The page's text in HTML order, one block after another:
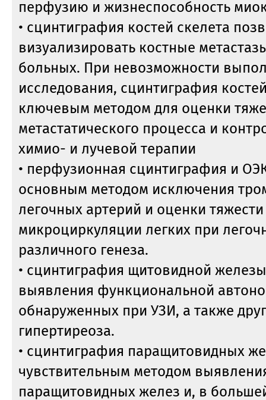
перфузию и жизнеспособность
• сцинтиграфия костей скелета
визуализировать костные
больных. При невозможности
исследования, сцинтиграфия
ключевым методом для оценки
метастатического процесса и
химио- и лучевой терапии
• перфузионная сцинтиграфия и
основным методом исключения
легочных артерий и оценки
микроциркуляции легких при
различного генеза.
• сцинтиграфия щитовидной
выявления функциональной
обнаруженных при УЗИ, а также
гипертиреоза.
• сцинтиграфия паращитовидных
чувствительным методом
паращитовидных желез и, в